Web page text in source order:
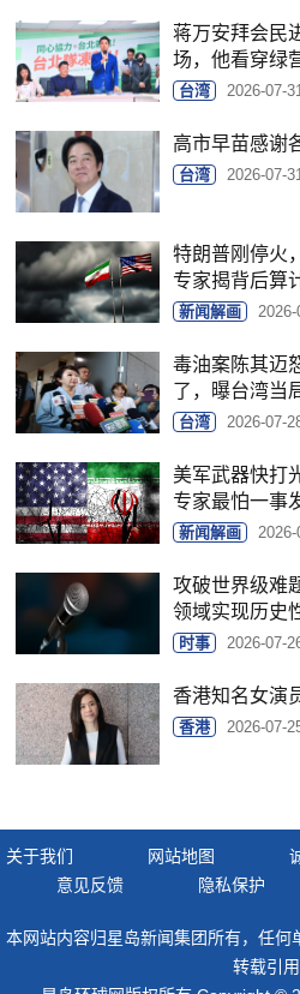
蒋万安拜会民
场，他看穿绿
台湾 2026-07-
高市早苗感谢
台湾 2026-07-
特朗普刚停火
专家揭背后算
新闻解画
毒油案陈其迈
了，曝台湾当
台湾 2026-07-
美军武器快打
专家最怕一事
新闻解画
攻破世界级难
领域实现历史
时事 2026-07-
香港知名女演
香港 2026-07-
关于我们 网站地图
意见反馈
隐私保护
本网站内容归星岛新闻集团所有，任
转载引用